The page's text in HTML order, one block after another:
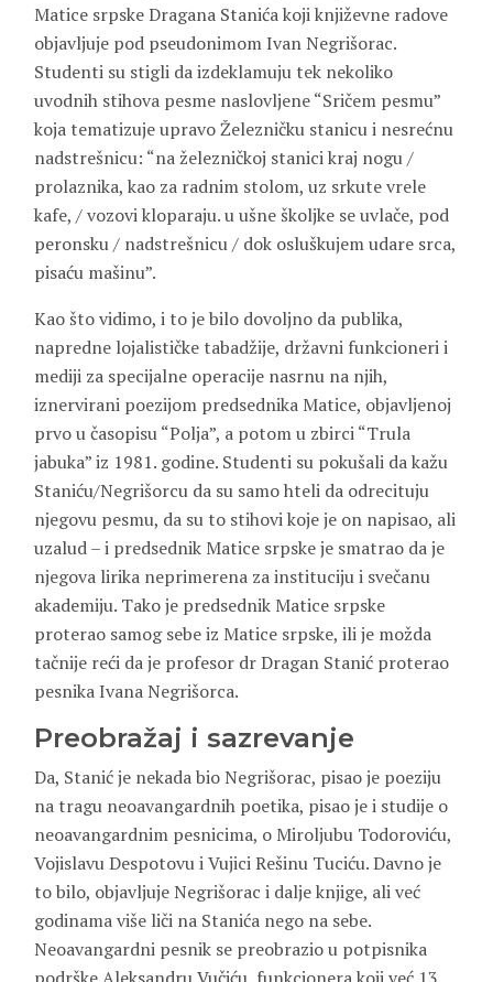
Matice srpske Dragana Stanića koji književne radove
objavljuje pod pseudonimom Ivan Negrišorac.
Studenti su stigli da izdeklamuju tek nekoliko
uvodnih stihova pesme naslovljene “Sričem pesmu”
koja tematizuje upravo Železničku stanicu i nesrećnu
nadstrešnicu: “na železničkoj stanici kraj nogu /
prolaznika, kao za radnim stolom, uz srkute vrele
kafe, / vozovi kloparaju. u ušne školjke se uvlače, pod
peronsku / nadstrešnicu / dok osluškujem udare srca,
pisaću mašinu”.
Kao što vidimo, i to je bilo dovoljno da publika,
napredne lojalističke tabadžije, državni funkcioneri i
mediji za specijalne operacije nasrnu na njih,
iznervirani poezijom predsednika Matice, objavljenoj
prvo u časopisu “Polja”, a potom u zbirci “Trula
jabuka” iz 1981. godine. Studenti su pokušali da kažu
Staniću/Negrišorcu da su samo hteli da odrecituju
njegovu pesmu, da su to stihovi koje je on napisao, ali
uzalud – i predsednik Matice srpske je smatrao da je
njegova lirika neprimerena za instituciju i svečanu
akademiju. Tako je predsednik Matice srpske
proterao samog sebe iz Matice srpske, ili je možda
tačnije reći da je profesor dr Dragan Stanić proterao
pesnika Ivana Negrišorca.
Preobražaj i sazrevanje
Da, Stanić je nekada bio Negrišorac, pisao je poeziju
na tragu neoavangardnih poetika, pisao je i studije o
neoavangardnim pesnicima, o Miroljubu Todoroviću,
Vojislavu Despotovu i Vujici Rešinu Tuciću. Davno je
to bilo, objavljuje Negrišorac i dalje knjige, ali već
godinama više liči na Stanića nego na sebe.
Neoavangardni pesnik se preobrazio u potpisnika